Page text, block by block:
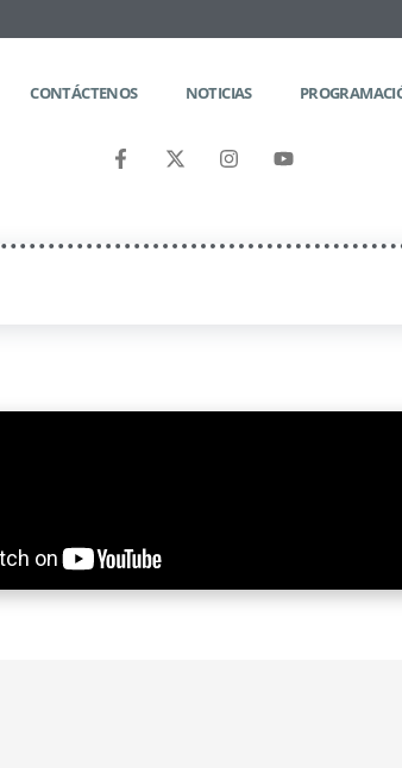
CONTÁCTENOS NOTICIAS